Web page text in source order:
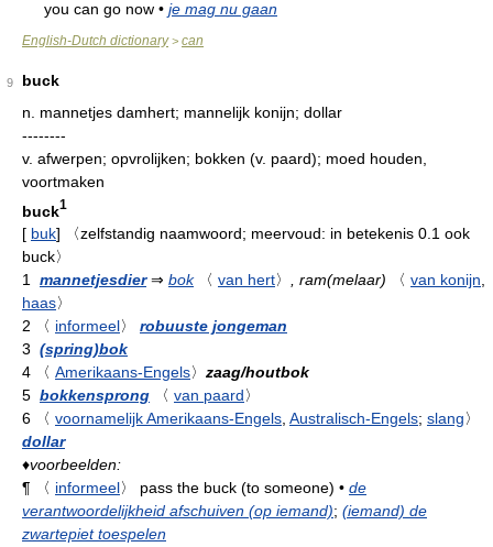
you can go now • je mag nu gaan
English-Dutch dictionary> can
9
buck
n.
mannetjes damhert; mannelijk konijn; dollar
--------
v. afwerpen; opvrolijken; bokken (v. paard); moed houden,
voortmaken
buck1
[ buk]
〈zelfstandig naamwoord; meervoud: in betekenis 0.1 ook
buck〉
1 mannetjesdier⇒ bok 〈 van hert〉 , ram(melaar) 〈 van konijn,
haas〉
2
〈 informeel〉
robuuste jongeman
3 (spring)bok
4
〈 Amerikaans-Engels〉 zaag/houtbok
5 bokkensprong 〈 van paard〉
6
〈 voornamelijk Amerikaans-Engels, Australisch-Engels; slang〉
dollar
♦voorbeelden:
¶
〈 informeel〉 pass the buck (to someone) • de
verantwoordelijkheid afschuiven (op iemand); (iemand) de
zwartepiet toespelen